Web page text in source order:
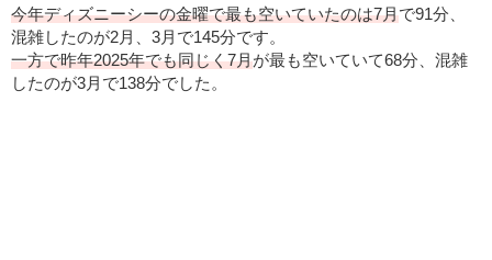
今年ディズニーシーの金曜で最も空いていたのは7月で91分、
混雑したのが2月、3月で145分です。
一方で昨年2025年でも同じく7月が最も空いていて68分、混雑
したのが3月で138分でした。